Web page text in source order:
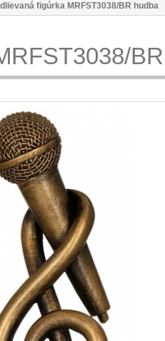
figúrka MRFST3038/BR hudba